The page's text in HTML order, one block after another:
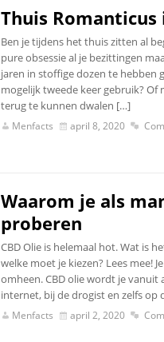
Thuis
Ben je tijdens het thuis zitten al
pure obsessie al je bezittingen
jaren in stoffige dozen te hebben
mogelijk tweede keer gebruik?
terug te kunnen dwalen […]
Menfacts april 8, 2020
Waarom je als
proberen
CBD Olie is helemaal hot. Wat is
welke moet je kiezen? Lees mee!
omheen. CBD olie wordt je vanuit
internet, bij de drogist en zelfs op
Menfacts april 2, 2020